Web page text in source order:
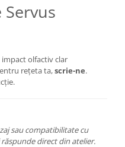
Servus
impact olfactiv clar
rețeta ta,scrie-ne.
sau compatibilitate cu
răspunde direct din atelier.